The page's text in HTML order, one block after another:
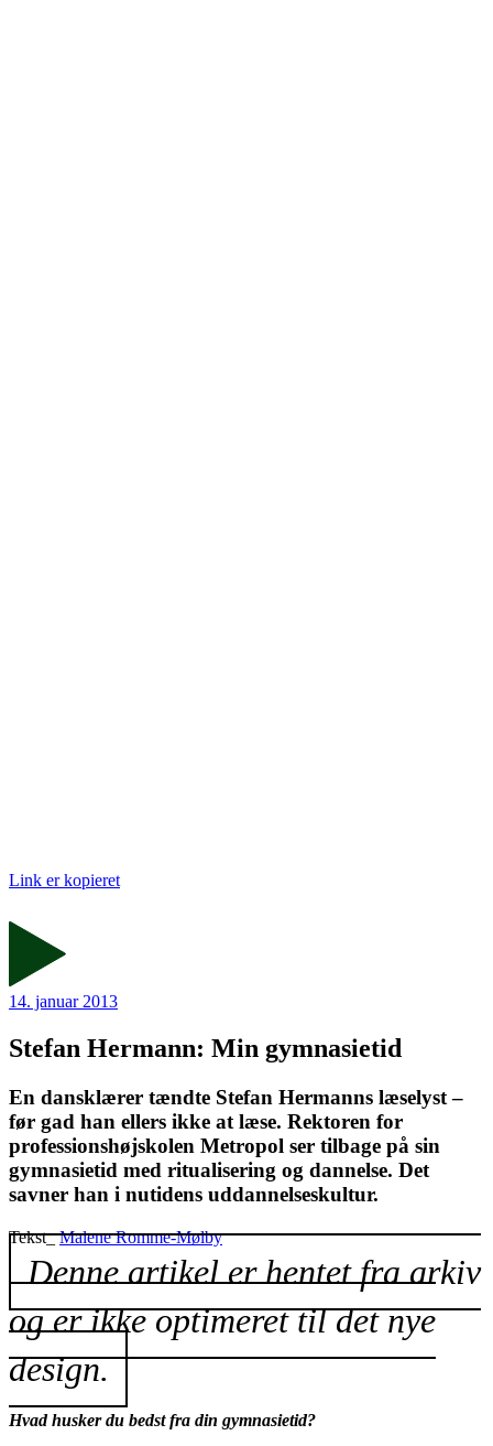
Link er kopieret
14. januar 2013
Stefan Hermann: Min gymnasietid
En dansklærer tændte Stefan Hermanns læselyst –
før gad han ellers ikke at læse. Rektoren for
professionshøjskolen Metropol ser tilbage på sin
gymnasietid med ritualisering og dannelse. Det
savner han i nutidens uddannelseskultur.
Tekst_Malene Romme-Mølby
Denne artikel er hentet fra arkiv
og er ikke optimeret til det nye
design.
Hvad husker du bedst fra din gymnasietid?